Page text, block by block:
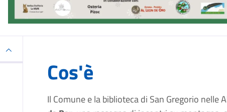
Cos'è
Il Comune e la biblioteca di San Gregorio nelle